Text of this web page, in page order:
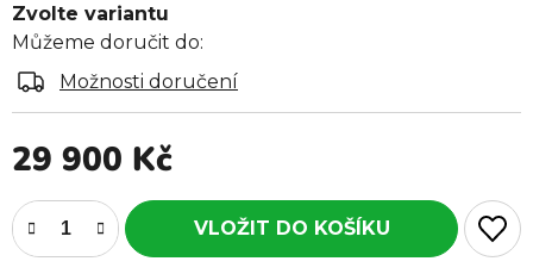
Zvolte variantu
Můžeme doručit do:
Možnosti doručení
29 900 KčMěrná cena: